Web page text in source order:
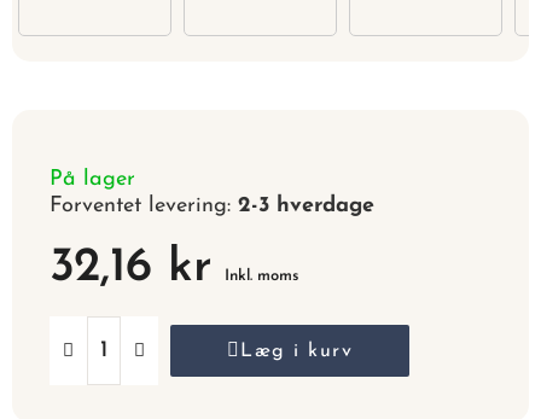
På lager
Forventet levering: 2-3 hverdage
32,16 kr Inkl. moms
Læg i kurv